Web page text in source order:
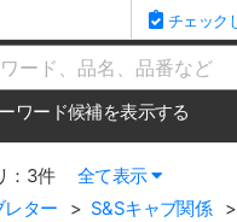
チェック
ワード候補を表示する
：3件
全て表示
レター S&Sキャブ関係